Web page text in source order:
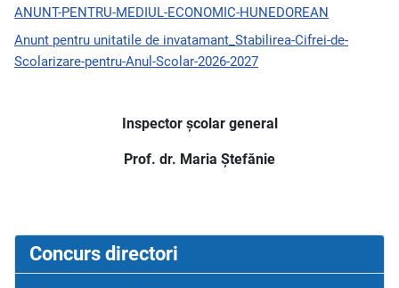
ANUNT-PENTRU-MEDIUL-ECONOMIC-HUNEDOREAN
Anunt pentru unitatile de invatamant_Stabilirea-Cifrei-de-
Scolarizare-pentru-Anul-Scolar-2026-2027
Inspector școlar general
Prof. dr. Maria Ștefănie
Concurs directori